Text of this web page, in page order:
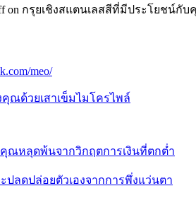
on กรุยเชิงสแตนเลสสีที่มีประโยชน์กั
meo/
ณด้วยเสาเข็มไมโครไพล์
ณหลุดพ้นจากวิกฤตการเงินที่ตกต่ำ
ปลดปล่อยตัวเองจากการพึ่งแว่นตา